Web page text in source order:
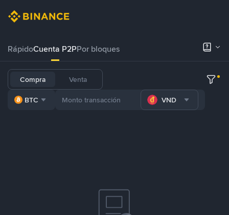
RápidoCuenta P2PPor bloques
Compra Venta
BTC VND